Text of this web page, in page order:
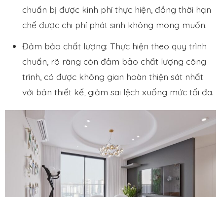
chuẩn bị được kinh phí thực hiện, đồng thời hạn
chế được chi phí phát sinh không mong muốn.
Đảm bảo chất lượng: Thực hiện theo quy trình
chuẩn, rõ ràng còn đảm bảo chất lượng công
trình, có được không gian hoàn thiện sát nhất
với bản thiết kế, giảm sai lệch xuống mức tối đa.